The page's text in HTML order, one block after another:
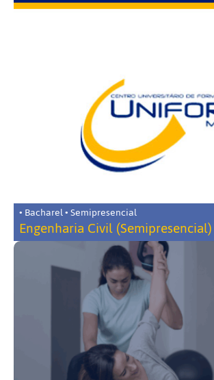
• Bacharel • Semipresencial
Engenharia Civil (Semipresencial)